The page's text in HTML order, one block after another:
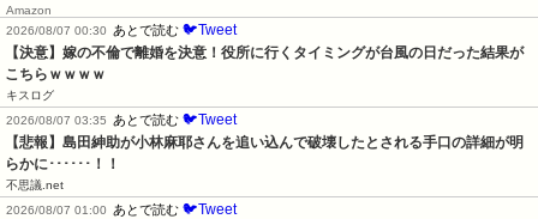
Amazon
2026/08/07 00:30
あとで読む 🐦Tweet
【決意】嫁の不倫で離婚を決意！役所に行くタイミングが台風の日だった結果が
こちらｗｗｗｗ
キスログ
2026/08/07 03:35
あとで読む 🐦Tweet
【悲報】島田紳助が小林麻耶さんを追い込んで破壊したとされる手口の詳細が明
らかに･･････！！
不思議.net
2026/08/07 01:00
あとで読む 🐦Tweet